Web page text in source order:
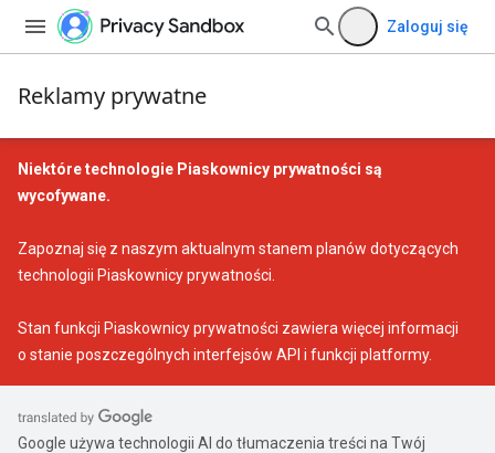
Zaloguj się
Reklamy prywatne
Niektóre technologie Piaskownicy prywatności są
wycofywane.
Zapoznaj się z naszym aktualnym stanem planów dotyczących
technologii Piaskownicy prywatności
Stan funkcji Piaskownicy prywatności zawiera więcej informacji
o stanie poszczególnych interfejsów API i funkcji platformy.
Google używa technologii AI do tłumaczenia treści na Twój